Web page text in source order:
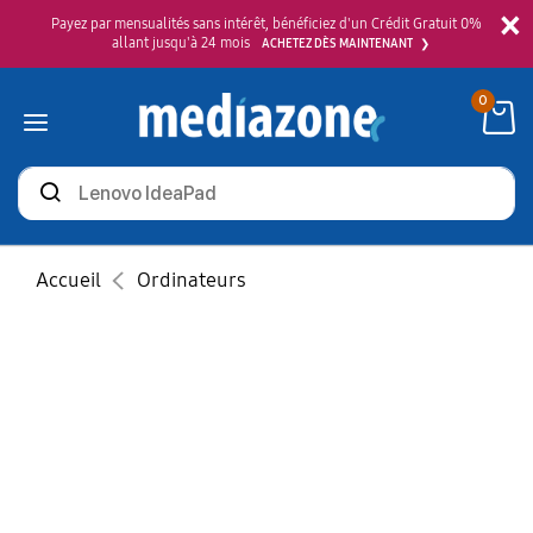
×
Payez par mensualités sans intérêt, bénéficiez d'un Crédit Gratuit 0%
allant jusqu'à 24 mois
ACHETEZ DÈS MAINTENANT
Rechercher
des
produits
0
Accueil Ordinateurs